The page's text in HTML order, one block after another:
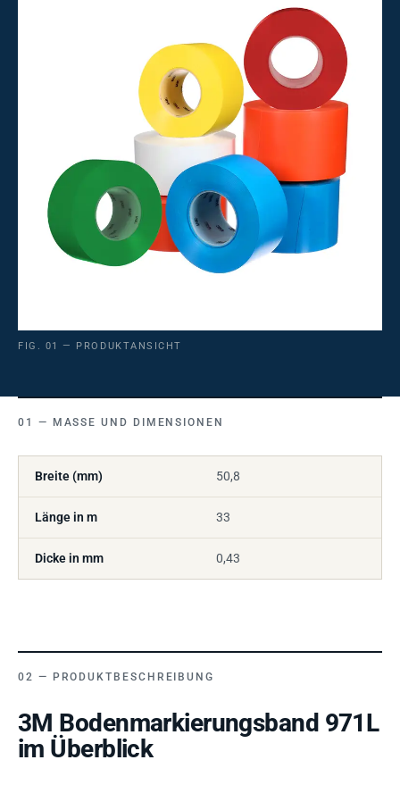
FIG. 01 — PRODUKTANSICHT
MASSE UND DIMENSIONEN
Breite (mm) 50,8
Länge in m 33
Dicke in mm 0,43
PRODUKTBESCHREIBUNG
3M Bodenmarkierungsband 971L
im Überblick